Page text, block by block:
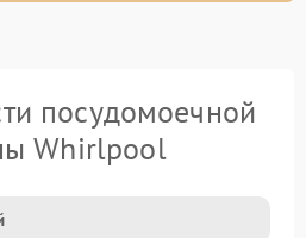
посудомоечной
Whirlpool